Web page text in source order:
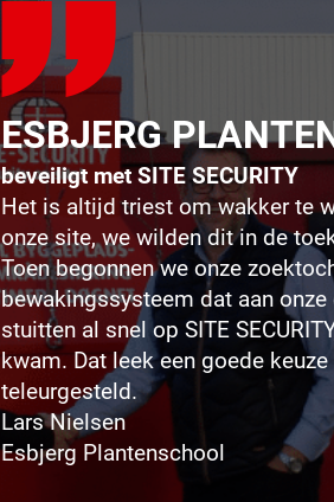
ESBJERG
beveiligt met SITE SECURITY
Het is altijd triest om wakker te
onze site, we wilden dit in de
Toen begonnen we onze
bewakingssysteem dat aan
stuitten al snel op SITE
kwam. Dat leek een goede
teleurgesteld.
Lars Nielsen
Esbjerg Plantenschool